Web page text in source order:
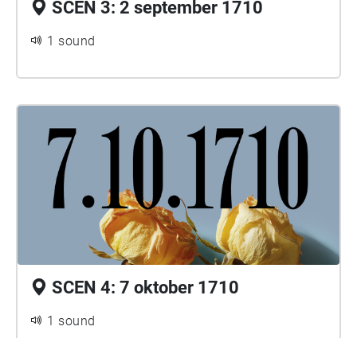
SCEN 3: 2 september 1710
1 sound
SCEN 4: 7 oktober 1710
1 sound